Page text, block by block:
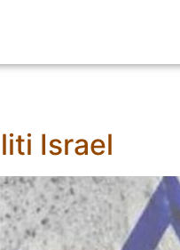
Israel